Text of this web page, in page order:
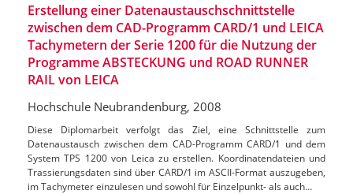
Erstellung einer Datenaustauschschnittstelle
zwischen dem CAD-Programm CARD/1 und LEICA
Tachymetern der Serie 1200 für die Nutzung der
Programme ABSTECKUNG und ROAD RUNNER
RAIL von LEICA
Hochschule Neubrandenburg, 2008
Diese Diplomarbeit verfolgt das Ziel, eine Schnittstelle zum
Datenaustausch zwischen dem CAD-Programm CARD/1 und dem
System TPS 1200 von Leica zu erstellen. Koordinatendateien und
Trassierungsdaten sind über CARD/1 im ASCII-Format auszugeben,
im Tachymeter einzulesen und sowohl für Einzelpunkt- als auch…